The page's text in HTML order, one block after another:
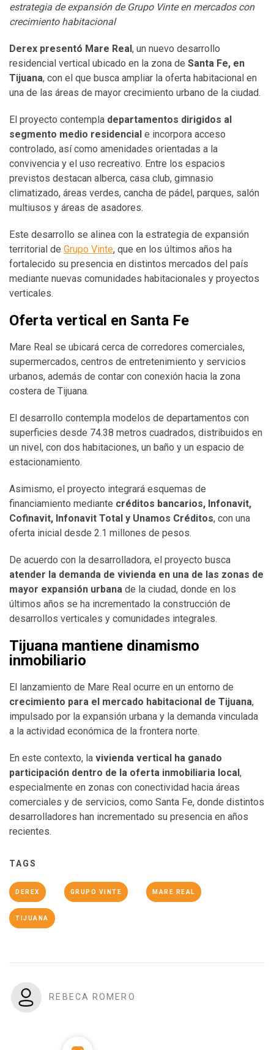
estrategia de expansión de Grupo Vinte en mercados con
crecimiento habitacional
Derex presentó Mare Real, un nuevo desarrollo
residencial vertical ubicado en la zona de Santa Fe, en
Tijuana, con el que busca ampliar la oferta habitacional en
una de las áreas de mayor crecimiento urbano de la ciudad.
El proyecto contempla departamentos dirigidos al
segmento medio residencial e incorpora acceso
controlado, así como amenidades orientadas a la
convivencia y el uso recreativo. Entre los espacios
previstos destacan alberca, casa club, gimnasio
climatizado, áreas verdes, cancha de pádel, parques, salón
multiusos y áreas de asadores.
Este desarrollo se alinea con la estrategia de expansión
territorial de Grupo Vinte, que en los últimos años ha
fortalecido su presencia en distintos mercados del país
mediante nuevas comunidades habitacionales y proyectos
verticales.
Oferta vertical en Santa Fe
Mare Real se ubicará cerca de corredores comerciales,
supermercados, centros de entretenimiento y servicios
urbanos, además de contar con conexión hacia la zona
costera de Tijuana.
El desarrollo contempla modelos de departamentos con
superficies desde 74.38 metros cuadrados, distribuidos en
un nivel, con dos habitaciones, un baño y un espacio de
estacionamiento.
Asimismo, el proyecto integrará esquemas de
financiamiento mediante créditos bancarios, Infonavit,
Cofinavit, Infonavit Total y Unamos Créditos, con una
oferta inicial desde 2.1 millones de pesos.
De acuerdo con la desarrolladora, el proyecto busca
atender la demanda de vivienda en una de las zonas de
mayor expansión urbana de la ciudad, donde en los
últimos años se ha incrementado la construcción de
desarrollos verticales y comunidades integrales.
Tijuana mantiene dinamismo
inmobiliario
El lanzamiento de Mare Real ocurre en un entorno de
crecimiento para el mercado habitacional de Tijuana,
impulsado por la expansión urbana y la demanda vinculada
a la actividad económica de la frontera norte.
En este contexto, la vivienda vertical ha ganado
participación dentro de la oferta inmobiliaria local,
especialmente en zonas con conectividad hacia áreas
comerciales y de servicios, como Santa Fe, donde distintos
desarrolladores han incrementado su presencia en años
recientes.
TAGS
DEREX GRUPO VINTE MARE REAL
TIJUANA
REBECA ROMERO